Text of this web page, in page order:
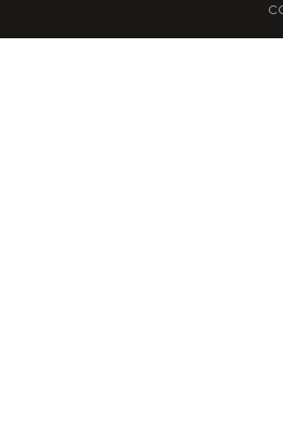
COPYRIGHT © 2026 |